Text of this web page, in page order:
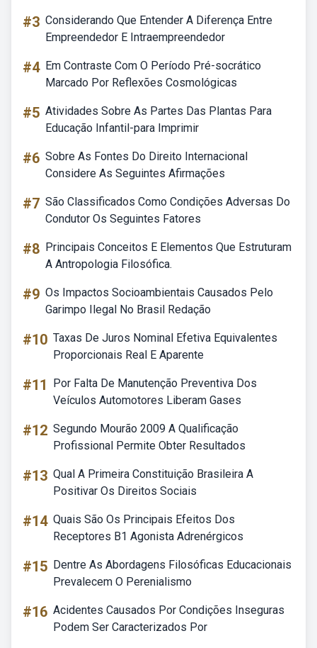
#3 Considerando Que Entender A Diferença Entre
Empreendedor E Intraempreendedor
#4 Em Contraste Com O Período Pré-socrático
Marcado Por Reflexões Cosmológicas
#5 Atividades Sobre As Partes Das Plantas Para
Educação Infantil-para Imprimir
#6 Sobre As Fontes Do Direito Internacional
Considere As Seguintes Afirmações
#7 São Classificados Como Condições Adversas Do
Condutor Os Seguintes Fatores
#8 Principais Conceitos E Elementos Que Estruturam
A Antropologia Filosófica.
#9 Os Impactos Socioambientais Causados Pelo
Garimpo Ilegal No Brasil Redação
#10 Taxas De Juros Nominal Efetiva Equivalentes
Proporcionais Real E Aparente
#11
Por Falta De Manutenção Preventiva Dos
Veículos Automotores Liberam Gases
#12 Segundo Mourão 2009 A Qualificação
Profissional Permite Obter Resultados
#13 Qual A Primeira Constituição Brasileira A
Positivar Os Direitos Sociais
#14 Quais São Os Principais Efeitos Dos
Receptores B1 Agonista Adrenérgicos
#15 Dentre As Abordagens Filosóficas Educacionais
Prevalecem O Perenialismo
#16 Acidentes Causados Por Condições Inseguras
Podem Ser Caracterizados Por